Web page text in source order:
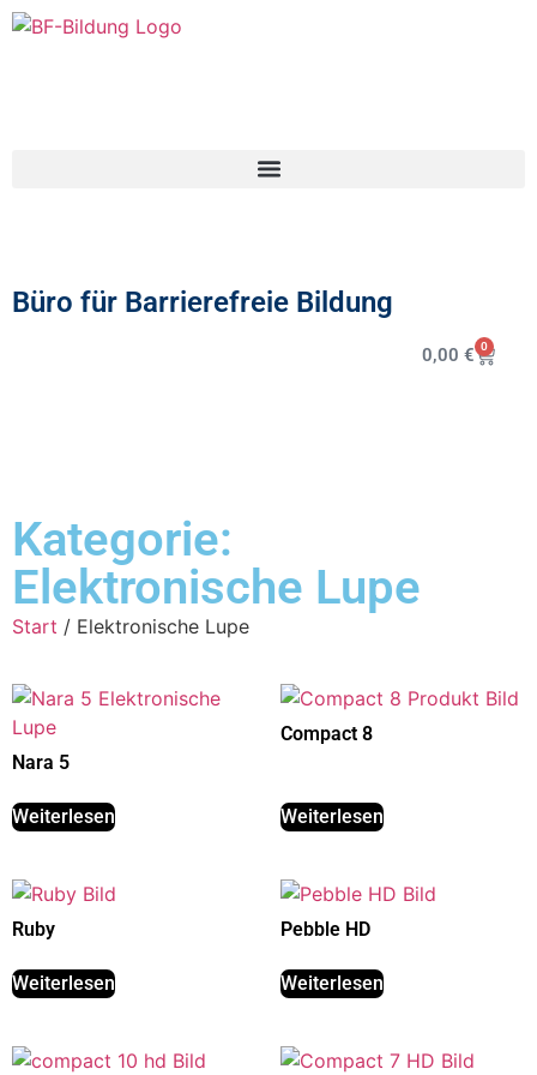
Büro für Barrierefreie Bildung
0,00 € 0
Kategorie:
Elektronische Lupe
Start / Elektronische Lupe
Nara 5
Weiterlesen
Compact 8
Weiterlesen
Ruby
Weiterlesen
Pebble HD
Weiterlesen